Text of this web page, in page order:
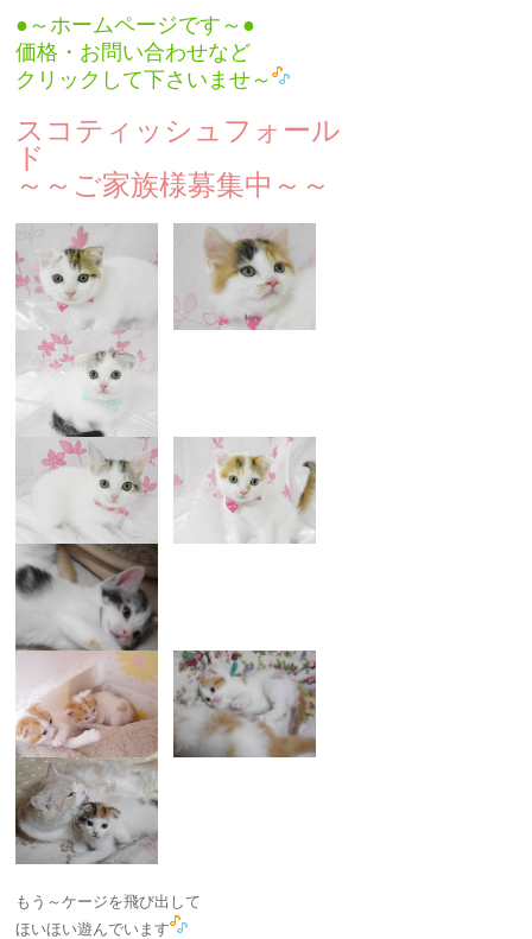
●～ホームページです～●
価格・お問い合わせなど
クリックして下さいませ～
スコティッシュフォール
ド
～～ご家族様募集中～～
もう～ケージを飛び出して
ほいほい遊んでいます